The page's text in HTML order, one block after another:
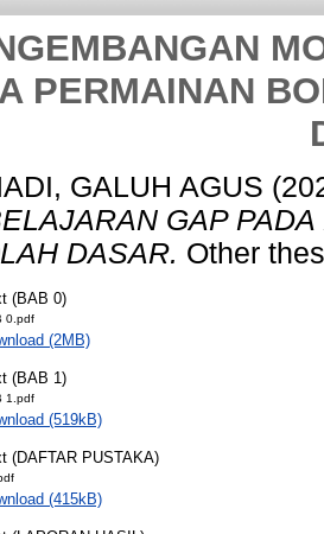
PERMAINAN
GALUH AGUS
GAP
DASAR. Other
(BAB 0)
0.pdf
(2MB)
(BAB 1)
1.pdf
(519kB)
(DAFTAR PUSTAKA)
(415kB)